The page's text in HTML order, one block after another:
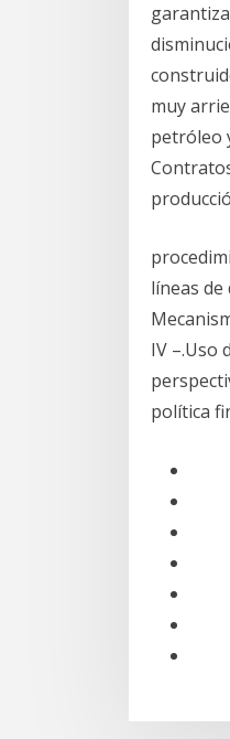
muy
petróleo
líneas
IV –.Uso
política